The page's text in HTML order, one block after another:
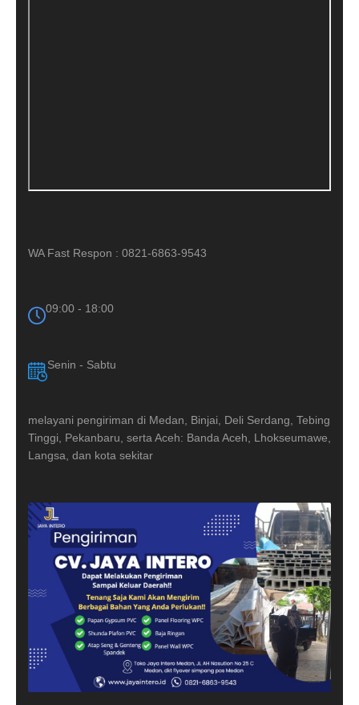
WA Fast Respon : 0821-6863-9543
09:00 - 18:00
Senin - Sabtu
melayani pengiriman di Medan, Binjai, Deli Serdang, Tebing
Tinggi, Pekanbaru, serta Aceh: Banda Aceh, Lhokseumawe,
Langsa, dan kota sekitar